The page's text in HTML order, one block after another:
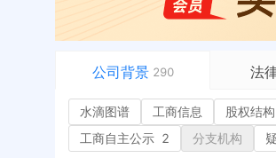
公司背景 290 法
水滴图谱
工商信息
司法案件
立案信
水滴图谱 工商信息 股权结构
工商自主公示 2 分支机构